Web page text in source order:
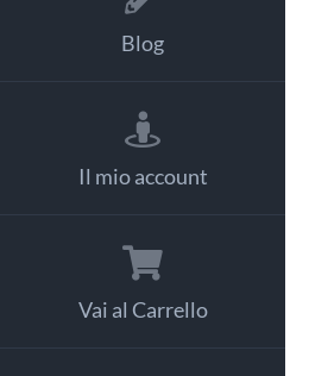
Blog
Il mio account
Vai al Carrello